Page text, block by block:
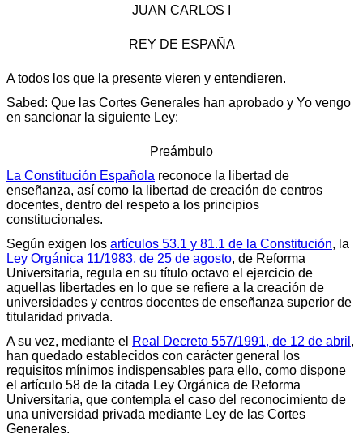
JUAN CARLOS I
REY DE ESPAÑA
A todos los que la presente vieren y entendieren.
Sabed: Que las Cortes Generales han aprobado y Yo vengo
en sancionar la siguiente Ley:
Preámbulo
La Constitución Española reconoce la libertad de
enseñanza, así como la libertad de creación de centros
docentes, dentro del respeto a los principios
constitucionales.
Según exigen los artículos 53.1 y 81.1 de la Constitución, la
Ley Orgánica 11/1983, de 25 de agosto, de Reforma
Universitaria, regula en su título octavo el ejercicio de
aquellas libertades en lo que se refiere a la creación de
universidades y centros docentes de enseñanza superior de
titularidad privada.
A su vez, mediante el Real Decreto 557/1991, de 12 de abril ,
han quedado establecidos con carácter general los
requisitos mínimos indispensables para ello, como dispone
el artículo 58 de la citada Ley Orgánica de Reforma
Universitaria, que contempla el caso del reconocimiento de
una universidad privada mediante Ley de las Cortes
Generales.